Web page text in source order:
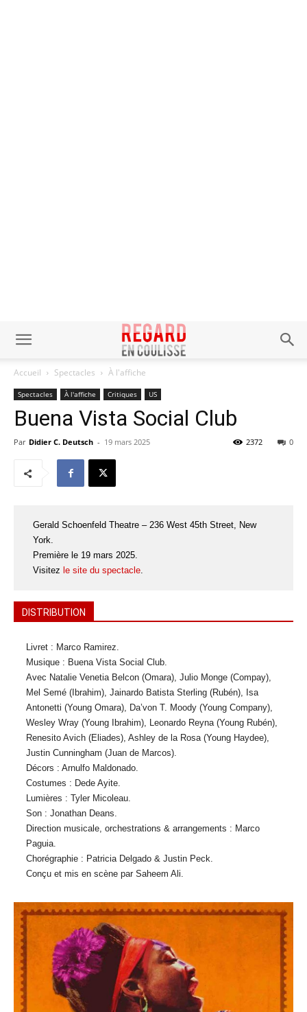
Accueil Spectacles À l'affiche
Spectacles À l'affiche Critiques US
Buena Vista Social Club
Par Didier C. Deutsch - 19 mars 2025 0
2372
Gerald Schoenfeld Theatre – 236 West 45th Street, New
York.
Première le 19 mars 2025.
Visitez le site du spectacle.
DISTRIBUTION
Livret : Marco Ramirez.
Musique : Buena Vista Social Club.
Avec Natalie Venetia Belcon (Omara), Julio Monge (Compay),
Mel Semé (Ibrahim), Jainardo Batista Sterling (Rubén), Isa
Antonetti (Young Omara), Da’von T. Moody (Young Company),
Wesley Wray (Young Ibrahim), Leonardo Reyna (Young Rubén),
Renesito Avich (Eliades), Ashley de la Rosa (Young Haydee),
Justin Cunningham (Juan de Marcos).
Décors : Arnulfo Maldonado.
Costumes : Dede Ayite.
Lumières : Tyler Micoleau.
Son : Jonathan Deans.
Direction musicale, orchestrations & arrangements : Marco
Paguia.
Chorégraphie : Patricia Delgado & Justin Peck.
Conçu et mis en scène par Saheem Ali.